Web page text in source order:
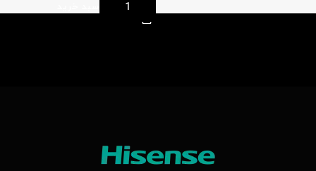
افزودن به سبد خرید